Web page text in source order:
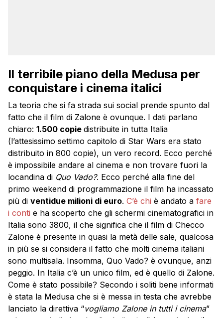
Il terribile piano della Medusa per
conquistare i cinema italici
La teoria che si fa strada sui social prende spunto dal
fatto che il film di Zalone è ovunque. I dati parlano
chiaro: 1.500 copie distribuite in tutta Italia
(l’attesissimo settimo capitolo di Star Wars era stato
distribuito in 800 copie), un vero record. Ecco perché
è impossibile andare al cinema e non trovare fuori la
locandina di Quo Vado?. Ecco perché alla fine del
primo weekend di programmazione il film ha incassato
più di ventidue milioni di euro. C’è chi è andato a fare
i conti e ha scoperto che gli schermi cinematografici in
Italia sono 3800, il che significa che il film di Checco
Zalone è presente in quasi la metà delle sale, qualcosa
in più se si considera il fatto che molti cinema italiani
sono multisala. Insomma, Quo Vado? è ovunque, anzi
peggio. In Italia c’è un unico film, ed è quello di Zalone.
Come è stato possibile? Secondo i soliti bene informati
è stata la Medusa che si è messa in testa che avrebbe
lanciato la direttiva “vogliamo Zalone in tutti i cinema”